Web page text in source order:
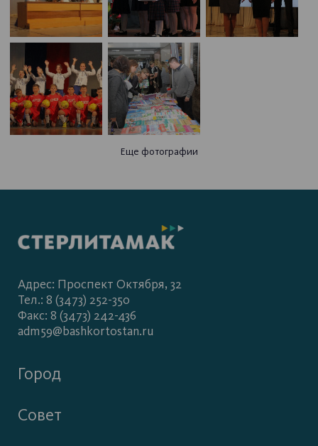
Еще фотографии
Адрес: Проспект Октября, 32
Тел.: 8 (3473) 252-350
Факс: 8 (3473) 242-436
adm59@bashkortostan.ru
Город
Совет